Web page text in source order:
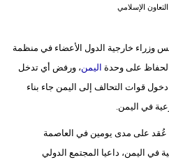
علوم
وتكنولوجيا
مدوَّنات
الإسلامي
الختامي للدورة الـ46 لمجلس وزراء خارجية الدول الأعضاء في منظمة
على وحدة اليمن، ورفض أي تدخل
قوات التحالف إلى اليمن جاء بناء
في اليمن.
عُقد على مدى يومين في العاصمة
في اليمن، داعيا المجتمع الدولي